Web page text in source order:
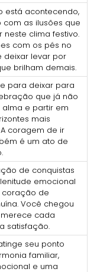
está acontecendo,
com as ilusões que
neste clima festivo.
com os pés no
deixar levar por
brilham demais.
para deixar para
que já não
alma e partir em
mais
coragem de ir
é um ato de
de conquistas
emocional
coração de
Você chegou
cada
satisfação.
seu ponto
familiar,
e uma